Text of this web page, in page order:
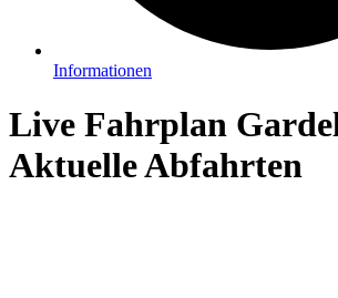
Informationen
Live Fahrplan
Aktuelle Abfahrten